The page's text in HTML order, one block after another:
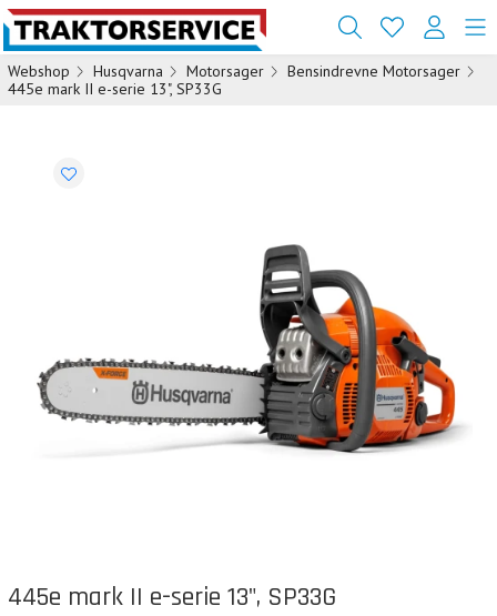
Webshop Husqvarna Motorsager
Bensindrevne Motorsager
445e mark II e-serie 13", SP33G
445e mark II e-serie 13", SP33G